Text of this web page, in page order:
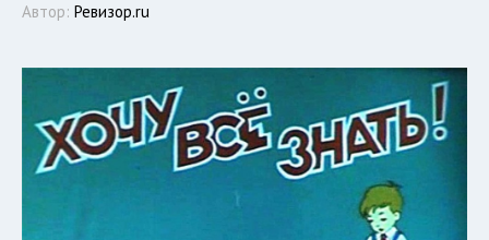
Автор: Ревизор.ru